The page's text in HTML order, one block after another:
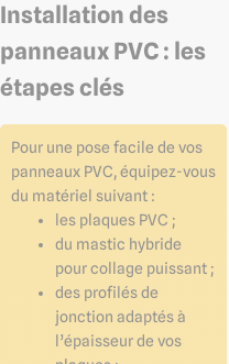
Installation des
panneaux PVC : les
étapes clés
Pour une pose facile de vos
panneaux PVC, équipez-vous
du matériel suivant :
les plaques PVC ;
du mastic hybride
pour collage puissant ;
des profilés de
jonction adaptés à
l’épaisseur de vos